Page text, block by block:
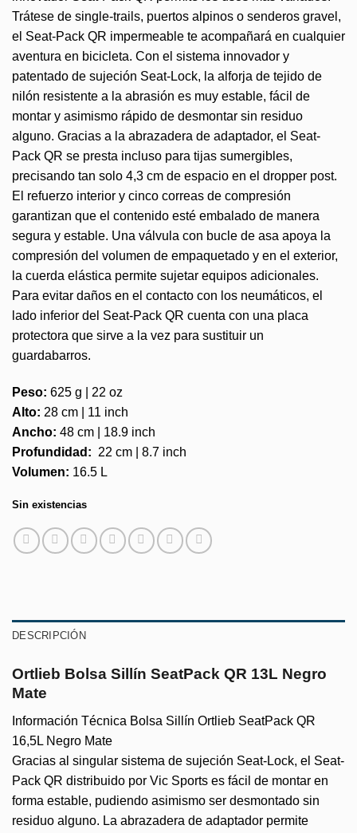
Trátese de single-trails, puertos alpinos o senderos gravel,
el Seat-Pack QR impermeable te acompañará en cualquier
aventura en bicicleta. Con el sistema innovador y
patentado de sujeción Seat-Lock, la alforja de tejido de
nilón resistente a la abrasión es muy estable, fácil de
montar y asimismo rápido de desmontar sin residuo
alguno. Gracias a la abrazadera de adaptador, el Seat-
Pack QR se presta incluso para tijas sumergibles,
precisando tan solo 4,3 cm de espacio en el dropper post.
El refuerzo interior y cinco correas de compresión
garantizan que el contenido esté embalado de manera
segura y estable. Una válvula con bucle de asa apoya la
compresión del volumen de empaquetado y en el exterior,
la cuerda elástica permite sujetar equipos adicionales.
Para evitar daños en el contacto con los neumáticos, el
lado inferior del Seat-Pack QR cuenta con una placa
protectora que sirve a la vez para sustituir un
guardabarros.
Peso: 625 g | 22 oz
Alto: 28 cm | 11 inch
Ancho: 48 cm | 18.9 inch
Profundidad: 22 cm | 8.7 inch
Volumen: 16.5 L
Sin existencias
DESCRIPCIÓN
Ortlieb Bolsa Sillín SeatPack QR 13L Negro
Mate
Información Técnica Bolsa Sillín Ortlieb SeatPack QR
16,5L Negro Mate
Gracias al singular sistema de sujeción Seat-Lock, el Seat-
Pack QR distribuido por Vic Sports es fácil de montar en
forma estable, pudiendo asimismo ser desmontado sin
residuo alguno. La abrazadera de adaptador permite